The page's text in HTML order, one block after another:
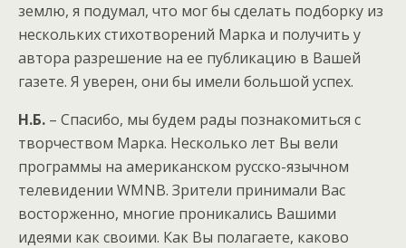
землю, я подумал, что мог бы сделать подборку из
нескольких стихотворений Марка и получить у
автора разрешение на ее публикацию в Вашей
газете. Я уверен, они бы имели большой успех.
Н.Б. – Спасибо, мы будем рады познакомиться с
творчеством Марка. Несколько лет Вы вели
программы на американском русско-язычном
телевидении WMNB. Зрители принимали Вас
восторженно, многие проникались Вашими
идеями как своими. Как Вы полагаете, каково